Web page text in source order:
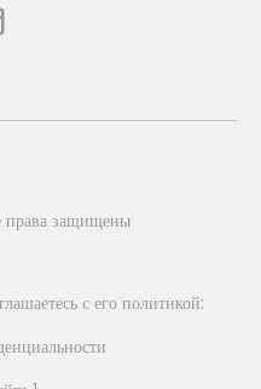
защищены
с его политикой: